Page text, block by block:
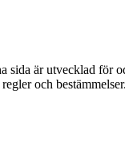
sida är utvecklad för
och bestämmelser.